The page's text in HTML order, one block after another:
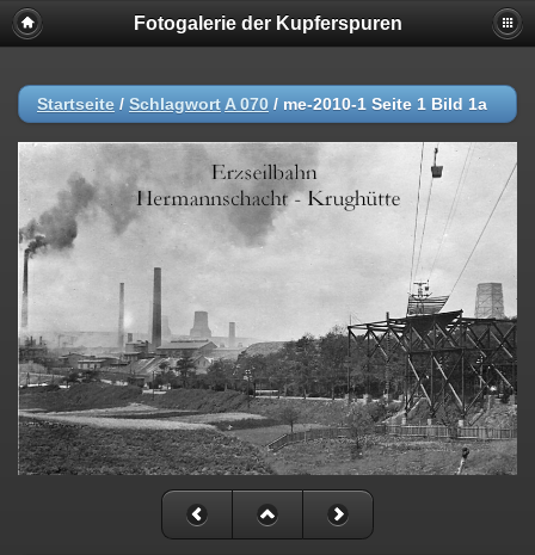
Fotogalerie der Kupferspuren
Startseite / Schlagwort A 070 / me-2010-1 Seite 1 Bild 1a